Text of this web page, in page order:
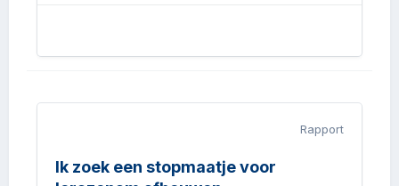
Rapport
Ik zoek een stopmaatje voor